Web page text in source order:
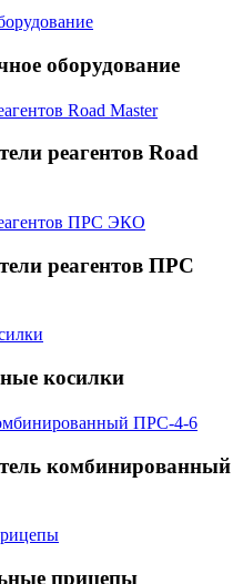
оборудование
Road Master
реагентов Road
ПРС ЭКО
реагентов ПРС
косилки
ПРС-4-6
комбинированный
прицепы